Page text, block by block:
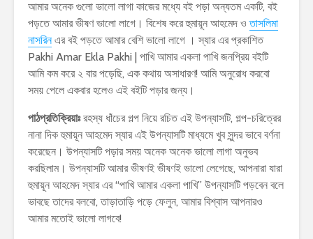
আমার অনেক গুলো ভালো লাগা কাজের মধ্যে বই পড়া অন্যতম একটি, বই
পড়তে আমার ভীষণ ভালো লাগে। বিশেষ করে হুমায়ূন আহমেদ ওতাসলিমা
নাসরিনএর বই পড়তে আমার বেশি ভালো লাগে । স্যার এর প্রকাশিত
Pakhi Amar Ekla Pakhi | পাখি আমার একলা পাখি জনপ্রিয় বইটি
আমি কম করে ২ বার পড়েছি, এক কথায় অসাধারণ! আমি অনুরোধ করবো
সময় পেলে একবার হলেও এই বইটি পড়ার জন্য।
পাঠপ্রতিক্রিয়াঃরহস্য ধাঁচের গল্প নিয়ে রচিত এই উপন্যাসটি, গল্প-চরিত্রের
নানা দিক হুমায়ূন আহমেদ স্যার এই উপন্যাসটি মাধ্যমে খুব সুন্দর ভাবে বর্ণনা
করেছেন। উপন্যাসটি পড়ার সময় অনেক অনেক ভালো লাগা অনুভব
করছিলাম। উপন্যাসটি আমার ভীষণই ভীষণই ভালো লেগেছে, আপনারা যারা
হুমায়ূন আহমেদ স্যার এর “পাখি আমার একলা পাখি” উপন্যাসটি পড়বেন বলে
ভাবছে তাদের বলবো, তাড়াতাড়ি পড়ে ফেলুন, আমার বিশ্বাস আপনারও
আমার মতোই ভালো লাগবে!